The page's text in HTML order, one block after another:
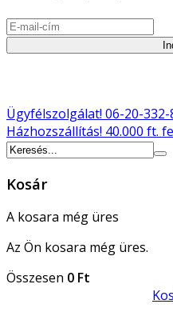
Ügyfélszolgálat! 06-20-332-
Házhozszállítás! 40.000 ft.
Kosár
A kosara még üres
Az Ön kosara még üres.
Összesen 0 Ft